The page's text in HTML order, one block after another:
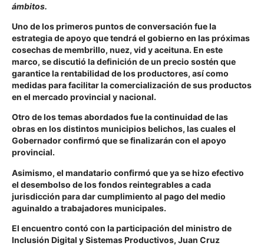
ámbitos.
Uno de los primeros puntos de conversación fue la
estrategia de apoyo que tendrá el gobierno en las próximas
cosechas de membrillo, nuez, vid y aceituna. En este
marco, se discutió la definición de un precio sostén que
garantice la rentabilidad de los productores, así como
medidas para facilitar la comercialización de sus productos
en el mercado provincial y nacional.
Otro de los temas abordados fue la continuidad de las
obras en los distintos municipios belichos, las cuales el
Gobernador confirmó que se finalizarán con el apoyo
provincial.
Asimismo, el mandatario confirmó que ya se hizo efectivo
el desembolso de los fondos reintegrables a cada
jurisdicción para dar cumplimiento al pago del medio
aguinaldo a trabajadores municipales.
El encuentro contó con la participación del ministro de
Inclusión Digital y Sistemas Productivos, Juan Cruz